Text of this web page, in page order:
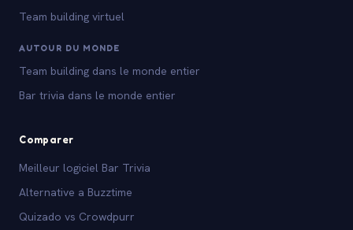
Team building virtuel
AUTOUR DU MONDE
Team building dans le monde entier
Bar trivia dans le monde entier
Comparer
Meilleur logiciel Bar Trivia
Alternative a Buzztime
Quizado vs Crowdpurr